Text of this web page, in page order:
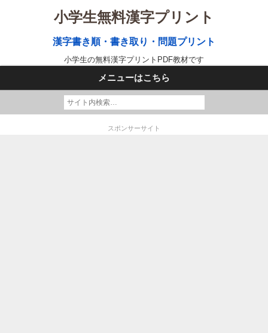
小学生無料漢字プリント
漢字書き順・書き取り・問題プリント
小学生の無料漢字プリントPDF教材です
メニューはこちら
スポンサーサイト